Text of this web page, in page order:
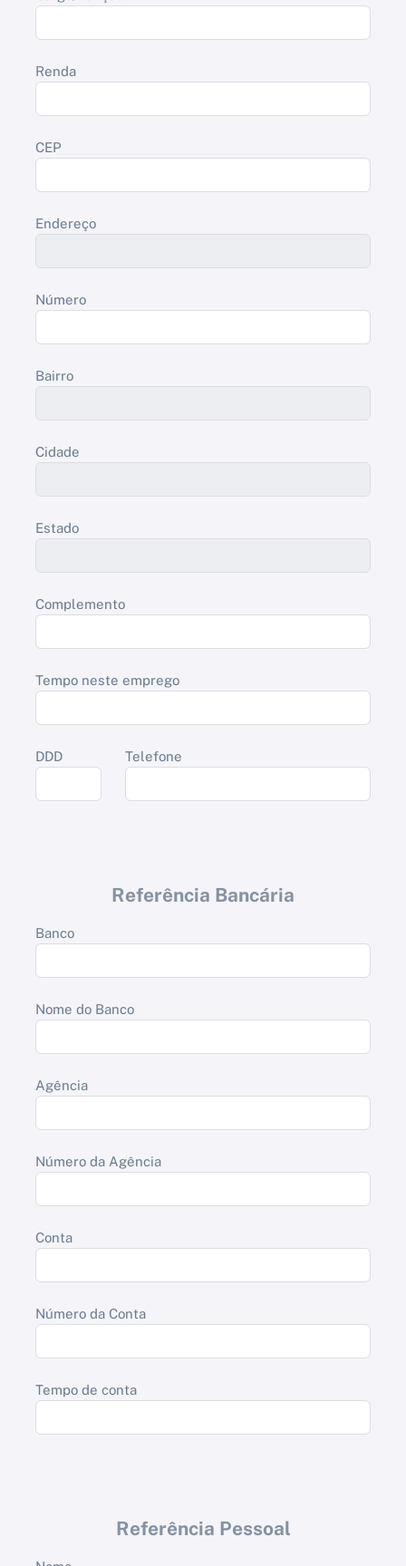
Renda
CEP
Endereço
Número
Bairro
Cidade
Estado
Complemento
Tempo neste emprego
DDD Telefone
Referência Bancária
Banco
Nome do Banco
Agência
Número da Agência
Conta
Número da Conta
Tempo de conta
Referência Pessoal